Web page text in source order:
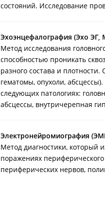
состояний. Исследование
Эхоэнцефалография (Эхо ЭГ,
Метод исследования
способностью проникать
разного состава и
гематомы, опухоли,
следующих патологиях:
абсцессы, внутричерепная
Электронейромиография
Метод диагностики, который
поражениях
периферических нервов,